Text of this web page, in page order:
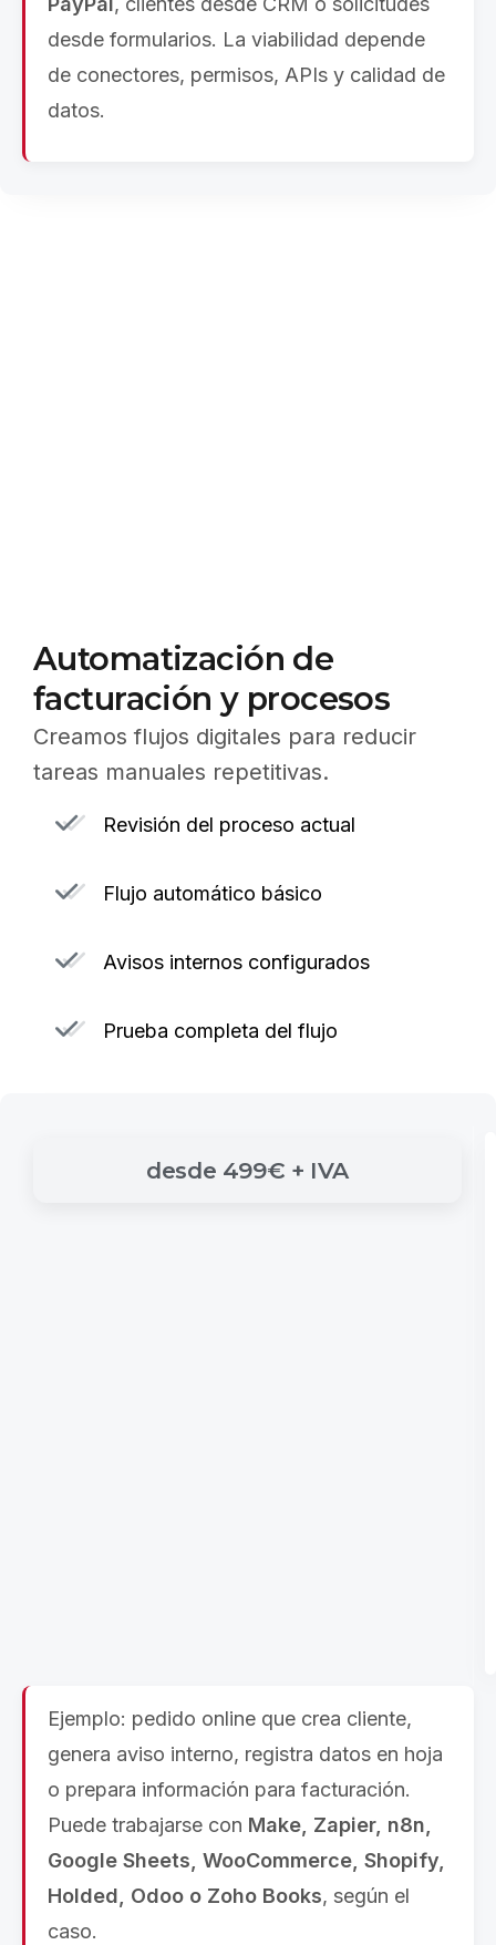
desde formularios. La viabilidad depende
de conectores, permisos, APIs y calidad de
datos.
Automatización de
facturación y procesos
Creamos flujos digitales para reducir
tareas manuales repetitivas.
Revisión del proceso actual
Flujo automático básico
Avisos internos configurados
Prueba completa del flujo
desde 499€ + IVA
Ejemplo: pedido online que crea cliente,
genera aviso interno, registra datos en hoja
o prepara información para facturación.
Puede trabajarse con Make, Zapier, n8n,
Google Sheets, WooCommerce, Shopify,
Holded, Odoo o Zoho Books, según el
caso.